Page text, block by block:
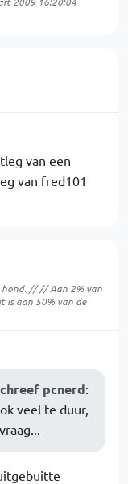
van een
van fred101
hond. // // Aan 2% van
is aan 50% van de
pcnerd:
veel te duur,